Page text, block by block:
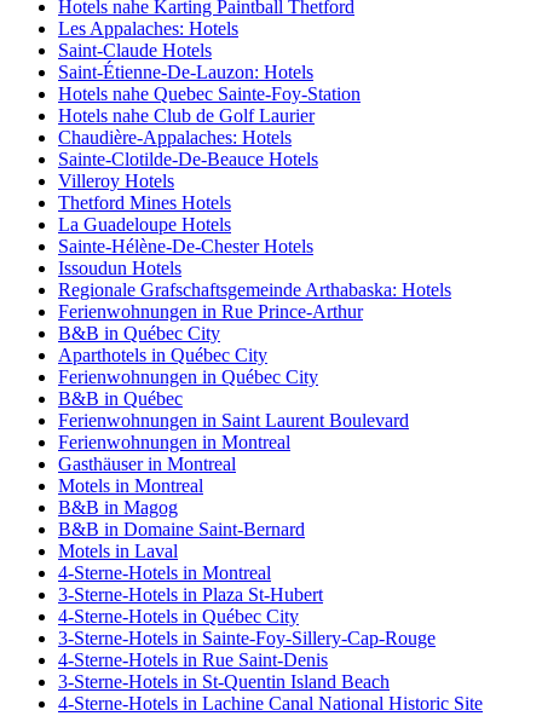
Hotels nahe Karting Paintball Thetford
Les Appalaches: Hotels
Saint-Claude Hotels
Saint-Étienne-De-Lauzon: Hotels
Hotels nahe Quebec Sainte-Foy-Station
Hotels nahe Club de Golf Laurier
Chaudière-Appalaches: Hotels
Sainte-Clotilde-De-Beauce Hotels
Villeroy Hotels
Thetford Mines Hotels
La Guadeloupe Hotels
Sainte-Hélène-De-Chester Hotels
Issoudun Hotels
Regionale Grafschaftsgemeinde Arthabaska: Hotels
Ferienwohnungen in Rue Prince-Arthur
B&B in Québec City
Aparthotels in Québec City
Ferienwohnungen in Québec City
B&B in Québec
Ferienwohnungen in Saint Laurent Boulevard
Ferienwohnungen in Montreal
Gasthäuser in Montreal
Motels in Montreal
B&B in Magog
B&B in Domaine Saint-Bernard
Motels in Laval
4-Sterne-Hotels in Montreal
3-Sterne-Hotels in Plaza St-Hubert
4-Sterne-Hotels in Québec City
3-Sterne-Hotels in Sainte-Foy-Sillery-Cap-Rouge
4-Sterne-Hotels in Rue Saint-Denis
3-Sterne-Hotels in St-Quentin Island Beach
4-Sterne-Hotels in Lachine Canal National Historic Site